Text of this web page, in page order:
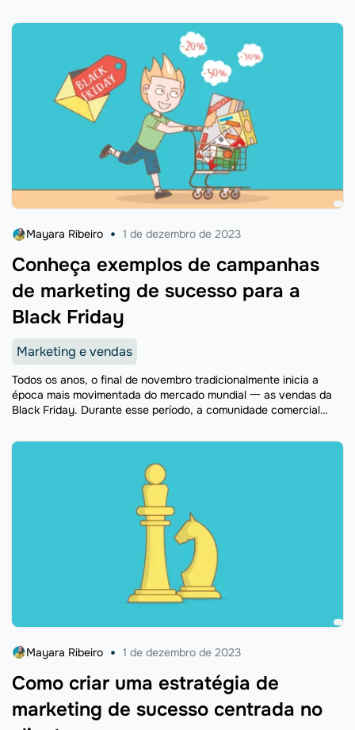
Conheça exemplos de campanhas
de marketing de sucesso para a
Black Friday
Mayara Ribeiro 1 de dezembro de 2023
Marketing e vendas
Todos os anos, o final de novembro tradicionalmente inicia a
época mais movimentada do mercado mundial 一 as vendas da
Black Friday. Durante esse período, a comunidade comercial
Como criar uma estratégia de
marketing de sucesso centrada no
Mayara Ribeiro 1 de dezembro de 2023